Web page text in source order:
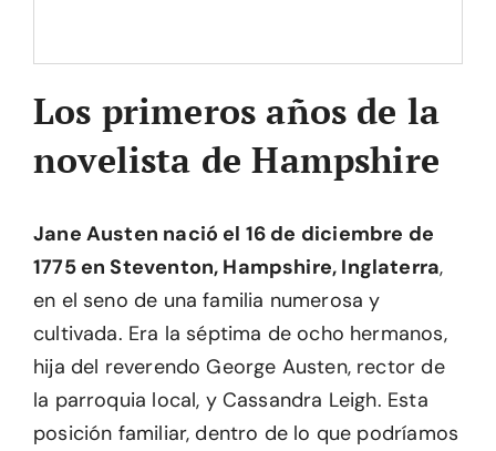
Los primeros años de la
novelista de Hampshire
Jane Austen nació el 16 de diciembre de
1775 en Steventon, Hampshire, Inglaterra,
en el seno de una familia numerosa y
cultivada. Era la séptima de ocho hermanos,
hija del reverendo George Austen, rector de
la parroquia local, y Cassandra Leigh. Esta
posición familiar, dentro de lo que podríamos